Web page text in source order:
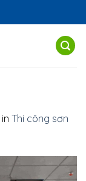
in Thi công sơn